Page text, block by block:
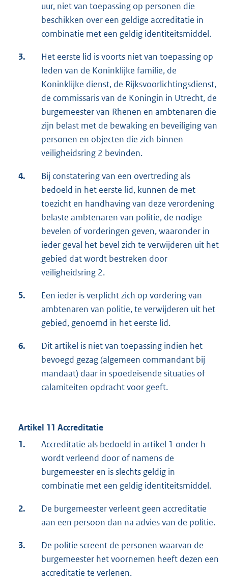
uur, niet van toepassing op personen die
beschikken over een geldige accreditatie in
combinatie met een geldig identiteitsmiddel.
3.
Het eerste lid is voorts niet van toepassing op
leden van de Koninklijke familie, de
Koninklijke dienst, de Rijksvoorlichtingsdienst,
de commissaris van de Koningin in Utrecht, de
burgemeester van Rhenen en ambtenaren die
zijn belast met de bewaking en beveiliging van
personen en objecten die zich binnen
veiligheidsring 2 bevinden.
4.
Bij constatering van een overtreding als
bedoeld in het eerste lid, kunnen de met
toezicht en handhaving van deze verordening
belaste ambtenaren van politie, de nodige
bevelen of vorderingen geven, waaronder in
ieder geval het bevel zich te verwijderen uit het
gebied dat wordt bestreken door
veiligheidsring 2.
5.
Een ieder is verplicht zich op vordering van
ambtenaren van politie, te verwijderen uit het
gebied, genoemd in het eerste lid.
6.
Dit artikel is niet van toepassing indien het
bevoegd gezag (algemeen commandant bij
mandaat) daar in spoedeisende situaties of
calamiteiten opdracht voor geeft.
Artikel 11 Accreditatie
1.
Accreditatie als bedoeld in artikel 1 onder h
wordt verleend door of namens de
burgemeester en is slechts geldig in
combinatie met een geldig identiteitsmiddel.
2.
De burgemeester verleent geen accreditatie
aan een persoon dan na advies van de politie.
3.
De politie screent de personen waarvan de
burgemeester het voornemen heeft dezen een
accreditatie te verlenen.